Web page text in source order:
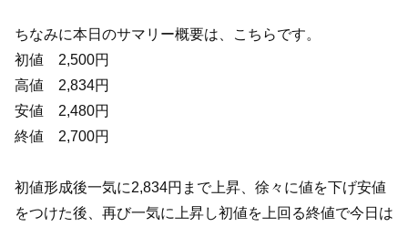
ちなみに本日のサマリー概要は、こちらです。
初値 2,500円
高値 2,834円
安値 2,480円
終値 2,700円
初値形成後一気に2,834円まで上昇、徐々に値を下げ安値
をつけた後、再び一気に上昇し初値を上回る終値で今日は